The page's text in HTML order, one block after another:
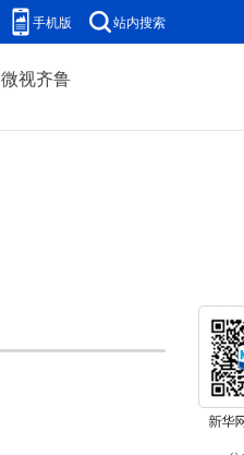
手机版 站内搜索
微视齐鲁